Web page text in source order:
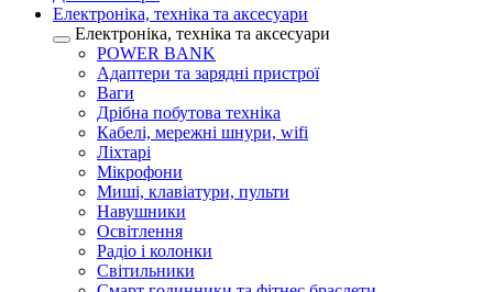
Електроніка, техніка та аксесуари
Електроніка, техніка та аксесуари
POWER BANK
Адаптери та зарядні пристрої
Ваги
Дрібна побутова техніка
Кабелі, мережні шнури, wifi
Ліхтарі
Мікрофони
Миші, клавіатури, пульти
Навушники
Освітлення
Радіо і колонки
Світильники